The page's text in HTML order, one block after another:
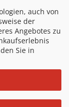
auch von
der
Angebotes zu
Sie in